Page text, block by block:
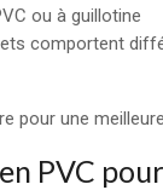
ou à guillotine
comportent
pour une
PVC